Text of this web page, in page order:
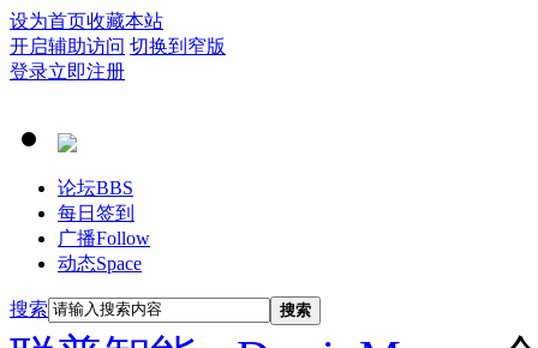
设为首页收藏本站
开启辅助访问 切换到窄版
登录立即注册
论坛BBS
每日签到
广播Follow
动态Space
搜索 搜索